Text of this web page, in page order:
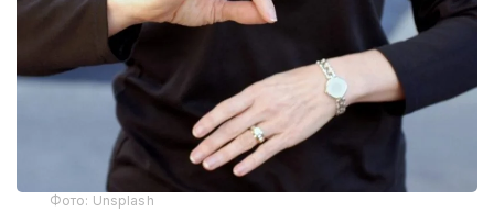
Фото: Unsplash